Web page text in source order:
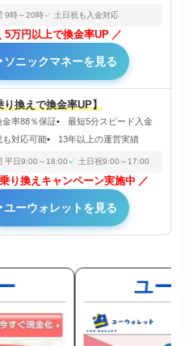
9時～20時 土日祝も入金対応
5万円以上で換金率UP
ソニックマネーを見る
り換えで換金率UP】
金率88％保証
最短5分スピード入金
も対応可能
13年以上の運営実績
平日9:00～18:00 土日祝9:00～17:00
り換えキャンペーン実施中
ユーウォレットを見る
ユー